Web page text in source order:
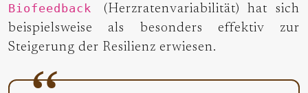
Biofeedback (Herzratenvariabilität) hat sich
beispielsweise als besonders effektiv zur
Steigerung der Resilienz erwiesen.